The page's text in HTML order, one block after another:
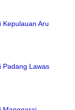
Kepulauan Aru
Padang Lawas